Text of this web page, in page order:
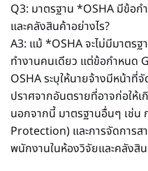
Q3: มาตรฐาน *OSHA มีข้อก
และคลังสินค้าอย่างไร?
A3: แม้ *OSHA จะไม่มีมาตรฐ
ทำงานคนเดียว แต่ข้อกำหนด
OSHA ระบุให้นายจ้างมีหน้าที่
ปราศจากอันตรายที่อาจก่อให้
นอกจากนี้ มาตรฐานอื่นๆ เช่น
Protection) และการจัดการ
พนักงานในห้องวิจัยและคลังสิ